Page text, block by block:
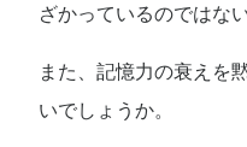
ざかっているのではな
また、記憶力の衰えを
いでしょうか。